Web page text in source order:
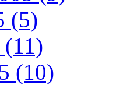
(5)
(10)